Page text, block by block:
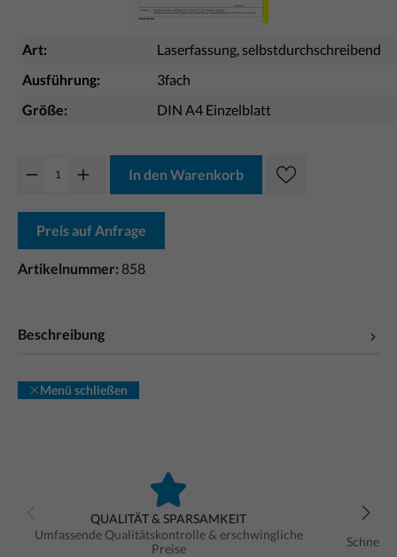
Art:
Laserfassung, selbstdurchschreibend
Ausführung:
3fach
Größe:
DIN A4 Einzelblatt
In den Warenkorb
Preis auf Anfrage
Artikelnummer: 858
Beschreibung
Menü schließen
QUALITÄT & SPARSAMKEIT
Umfassende Qualitätskontrolle & erschwingliche
Preise
Schnelle